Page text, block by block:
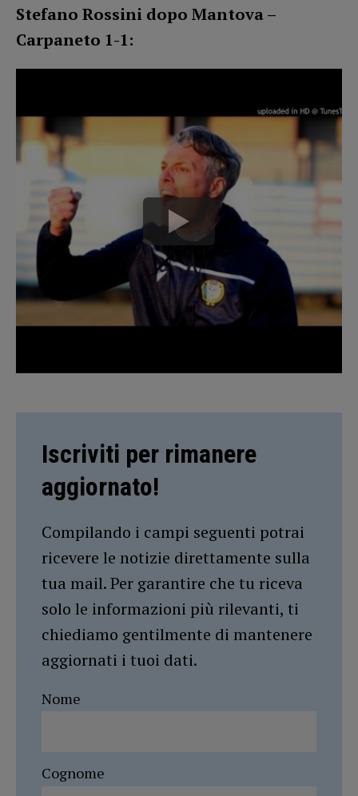
Stefano Rossini dopo Mantova –
Carpaneto 1-1:
Iscriviti per rimanere
aggiornato!
Compilando i campi seguenti potrai
ricevere le notizie direttamente sulla
tua mail. Per garantire che tu riceva
solo le informazioni più rilevanti, ti
chiediamo gentilmente di mantenere
aggiornati i tuoi dati.
Nome
Cognome